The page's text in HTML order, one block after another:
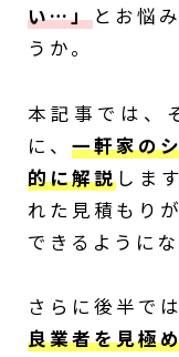
い…」とお悩
うか。
本記事では、
に、一軒家の
的に解説しま
れた見積もり
できるようにな
さらに後半で
良業者を見極